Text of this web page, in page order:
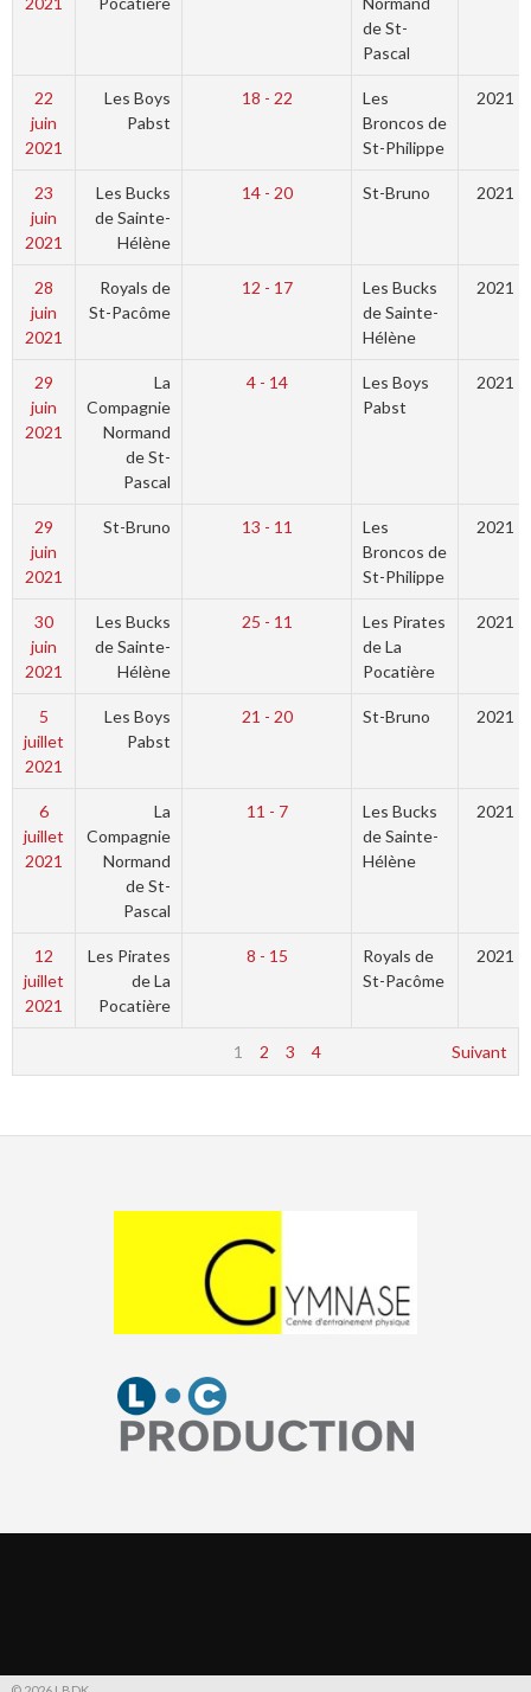
de St-
Pascal
22
juin
2021
Les Boys
Pabst
18 - 22
Les
Broncos de
St-Philippe
2021
23
juin
2021
Les Bucks
de Sainte-
Hélène
14 - 20 St-Bruno 2021
28
juin
2021
Royals de
St-Pacôme
12 - 17
Les Bucks
de Sainte-
Hélène
2021
29
juin
2021
La
Compagnie
Normand
de St-
Pascal
4 - 14
Les Boys
Pabst
2021
29
juin
2021
St-Bruno 13 - 11
Les
Broncos de
St-Philippe
2021
30
juin
2021
Les Bucks
de Sainte-
Hélène
25 - 11
Les Pirates
de La
Pocatière
2021
5
juillet
2021
Les Boys
Pabst
21 - 20 St-Bruno 2021
6
juillet
2021
La
Compagnie
Normand
de St-
Pascal
11 - 7
Les Bucks
de Sainte-
Hélène
2021
12
juillet
2021
Les Pirates
de La
Pocatière
8 - 15
Royals de
St-Pacôme
2021
1 2 3 4 Suivant